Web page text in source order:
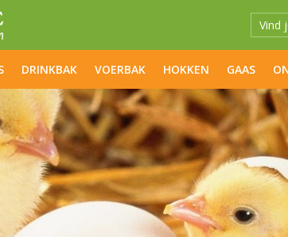
DRINKBAK VOERBAK HOKKEN GAAS